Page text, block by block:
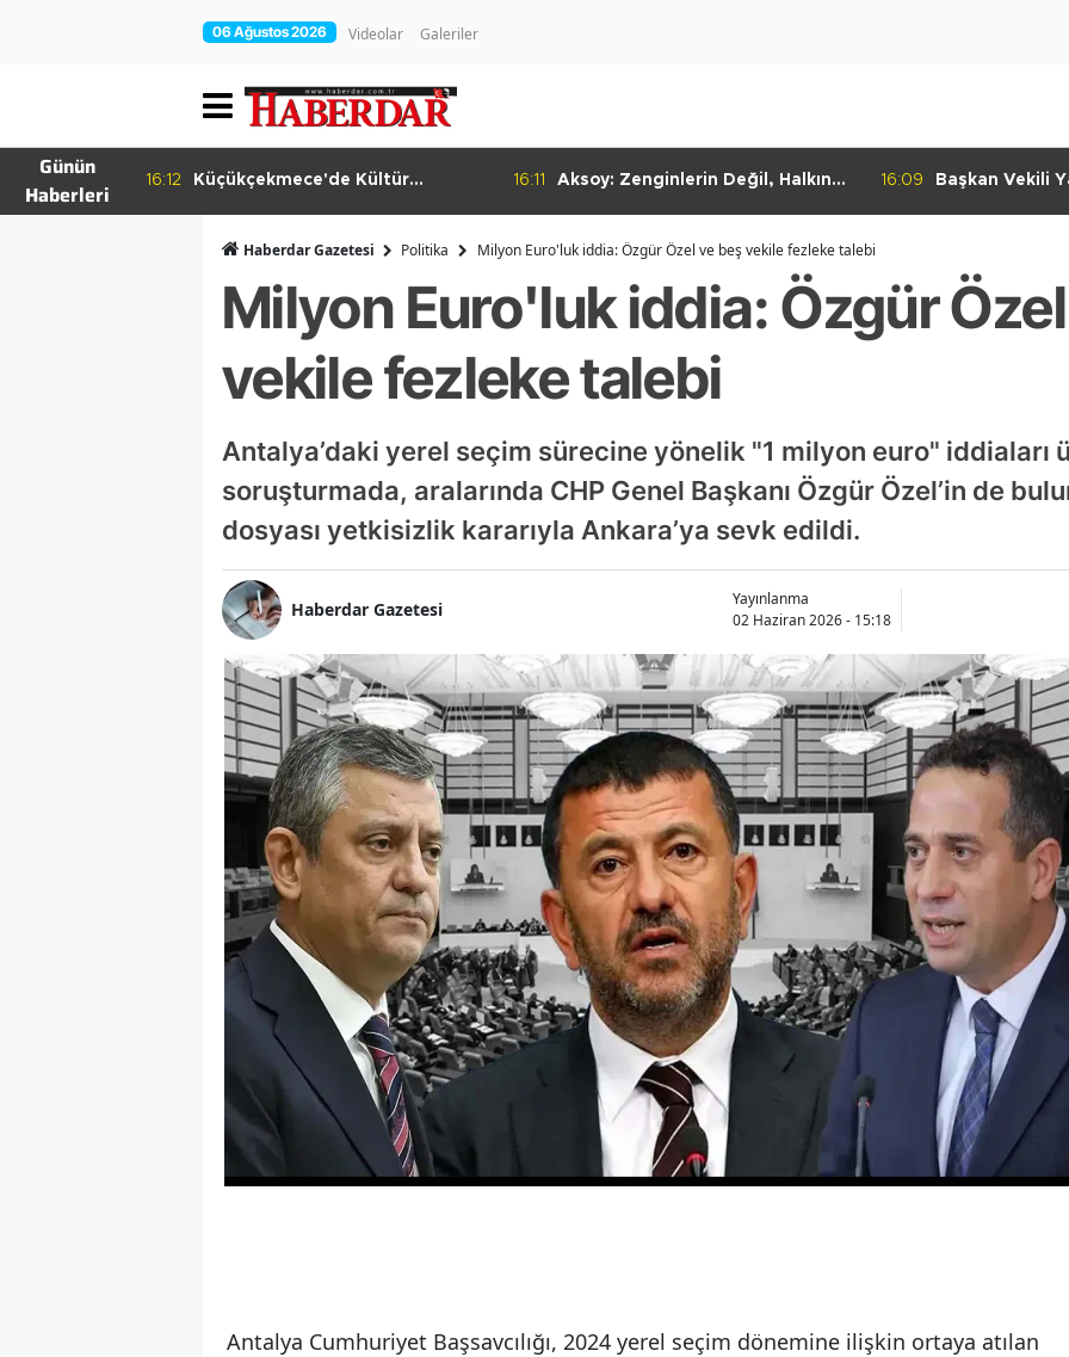
06 Ağustos 2026 Videolar Galeriler
Günün
Haberleri
16:12
Küçükçekmece'de Kültür
16:11
Aksoy: Zenginlerin Değil, Halkın
16:09
Başkan Vekili
Haberdar Gazetesi Politika Milyon Euro'luk iddia: Özgür Özel ve beş vekile fezleke talebi
Milyon Euro'luk iddia: Özgür
vekile fezleke talebi
Antalya’daki yerel seçim sürecine yönelik "1 milyon euro" iddiaları
soruşturmada, aralarında CHP Genel Başkanı Özgür Özel’in de
dosyası yetkisizlik kararıyla Ankara’ya sevk edildi.
Haberdar Gazetesi
Yayınlanma
02 Haziran 2026 - 15:18
Antalya Cumhuriyet Başsavcılığı, 2024 yerel seçim dönemine ilişkin ortaya atılan